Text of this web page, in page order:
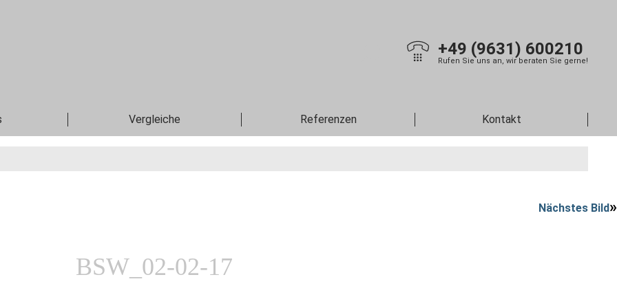
+49 (9631) 600210
Rufen Sie uns an, wir beraten Sie gerne!
Vergleiche Referenzen Kontakt
Nächstes Bild
BSW_02-02-17